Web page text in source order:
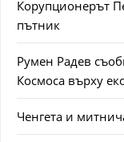
Корупционерът
пътник
Румен Радев
Космоса върху
Ченгета и